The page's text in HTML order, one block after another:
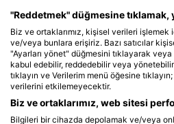
deneyeceksiniz.
uzmanlık alanı için SSI
Eğitmeninizle tam bir
alacak ve ardından açık
eğitim dalışı yapacaksınız.
Uzmanlık dalışına
deneme programında,
olacaksınız. Bu program,
istediğiniz zaman tam
iStock-Global_Pics
İskarmoz
"Reddetmek" düğmesine tıklamak,
Biz ve ortaklarımız, kişisel verileri
ve/veya bunlara erişiriz. Bazı satıcılar
"Ayarları yönet" düğmesini tıklayarak
kabul edebilir, reddedebilir veya
tıklayın ve Verilerim menü öğesine
verilerini etkilemeyecektir.
Biz ve ortaklarımız, web sitesi
Bilgileri bir cihazda depolamak ve/veya